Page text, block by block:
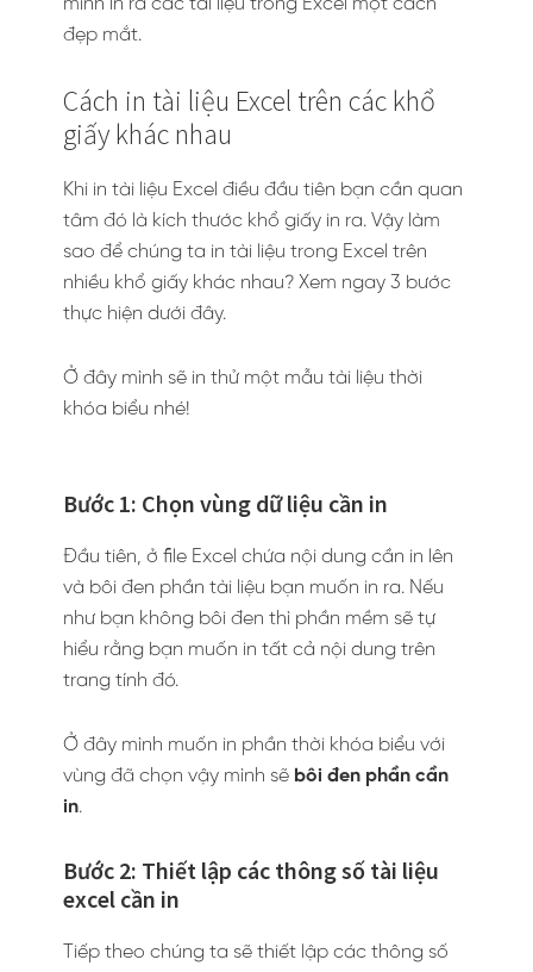
mình in ra các tài liệu trong Excel một cách
đẹp mắt.
Cách in tài liệu Excel trên các khổ
giấy khác nhau
Khi in tài liệu Excel điều đầu tiên bạn cần quan
tâm đó là kích thước khổ giấy in ra. Vậy làm
sao để chúng ta in tài liệu trong Excel trên
nhiều khổ giấy khác nhau? Xem ngay 3 bước
thực hiện dưới đây.
Ở đây mình sẽ in thử một mẫu tài liệu thời
khóa biểu nhé!
Bước 1: Chọn vùng dữ liệu cần in
Đầu tiên, ở file Excel chứa nội dung cần in lên
và bôi đen phần tài liệu bạn muốn in ra. Nếu
như bạn không bôi đen thì phần mềm sẽ tự
hiểu rằng bạn muốn in tất cả nội dung trên
trang tính đó.
Ở đây mình muốn in phần thời khóa biểu với
vùng đã chọn vậy mình sẽ bôi đen phần cần
in.
Bước 2: Thiết lập các thông số tài liệu
excel cần in
Tiếp theo chúng ta sẽ thiết lập các thông số